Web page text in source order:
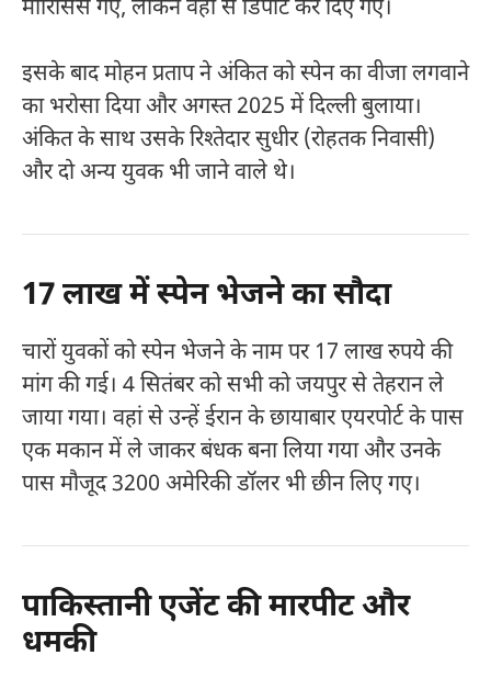
मौरिसिस गए, लेकिन वहां से डिपोर्ट कर दिए गए।
इसके बाद मोहन प्रताप ने अंकित को स्पेन का वीजा लगवाने
का भरोसा दिया और अगस्त 2025 में दिल्ली बुलाया।
अंकित के साथ उसके रिश्तेदार सुधीर (रोहतक निवासी)
और दो अन्य युवक भी जाने वाले थे।
17 लाख में स्पेन भेजने का सौदा
चारों युवकों को स्पेन भेजने के नाम पर 17 लाख रुपये की
मांग की गई। 4 सितंबर को सभी को जयपुर से तेहरान ले
जाया गया। वहां से उन्हें ईरान के छायाबार एयरपोर्ट के पास
एक मकान में ले जाकर बंधक बना लिया गया और उनके
पास मौजूद 3200 अमेरिकी डॉलर भी छीन लिए गए।
पाकिस्तानी एजेंट की मारपीट और
धमकी